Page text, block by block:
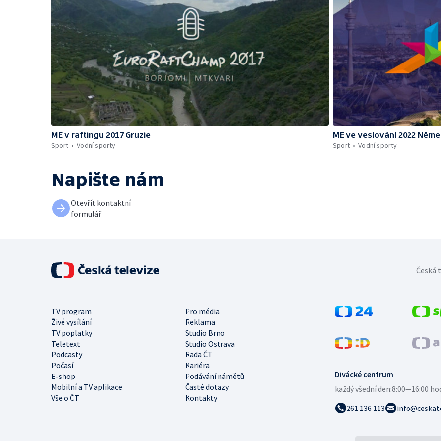
ME v raftingu 2017 Gruzie
Sport
Vodní sporty
ME ve veslování 2022
Sport
Vodní sporty
Napište nám
Otevřít kontaktní
formulář
Divácké centrum
každý všední den:8:00—16:00
261 136 113
TV program
Pro média
Živé vysílání
Reklama
TV poplatky
Studio Brno
Teletext
Studio Ostrava
Podcasty
Rada ČT
Počasí
Kariéra
E-shop
Podávání námětů
Mobilní a TV aplikace
Časté dotazy
Vše o ČT
Kontakty
Česká